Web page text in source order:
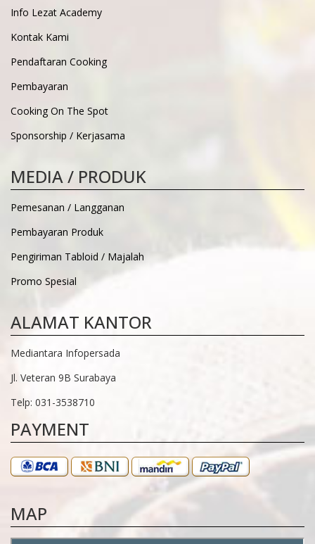
Info Lezat Academy
Kontak Kami
Pendaftaran Cooking
Pembayaran
Cooking On The Spot
Sponsorship / Kerjasama
MEDIA / PRODUK
Pemesanan / Langganan
Pembayaran Produk
Pengiriman Tabloid / Majalah
Promo Spesial
ALAMAT KANTOR
Mediantara Infopersada
Jl. Veteran 9B Surabaya
Telp: 031-3538710
PAYMENT
MAP